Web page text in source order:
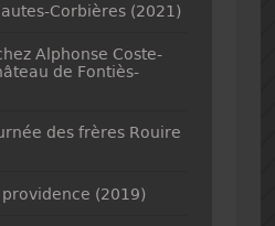
Corbières (2021)
Alphonse Coste-
de Fontiès-
des frères Rouire
(2019)